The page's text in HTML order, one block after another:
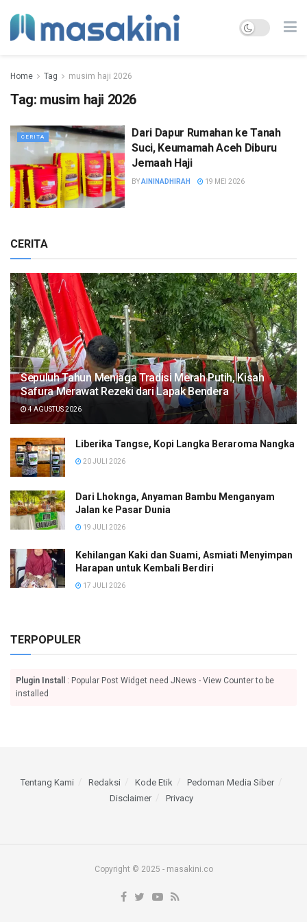
Home Tag musim haji 2026
Tag: musim haji 2026
CERITA
Dari Dapur Rumahan ke Tanah
Suci, Keumamah Aceh Diburu
Jemaah Haji
BYAININADHIRAH 19 MEI 2026
CERITA
Sepuluh Tahun Menjaga Tradisi Merah Putih, Kisah
Safura Merawat Rezeki dari Lapak Bendera
4 AGUSTUS 2026
Liberika Tangse, Kopi Langka Beraroma Nangka
20 JULI 2026
Dari Lhoknga, Anyaman Bambu Menganyam
Jalan ke Pasar Dunia
19 JULI 2026
Kehilangan Kaki dan Suami, Asmiati Menyimpan
Harapan untuk Kembali Berdiri
17 JULI 2026
TERPOPULER
Plugin Install
: Popular Post Widget need JNews - View Counter to be
installed
Tentang Kami Redaksi Kode Etik
Pedoman Media Siber
Disclaimer
Privacy
Copyright © 2025 - masakini.co